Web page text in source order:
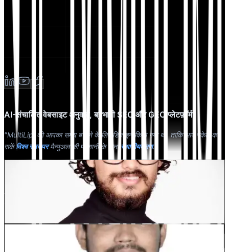
AI-संचालित वेबसाइट अनुवाद, बहुभाषी SEO और GEO प्लेटफ़ॉर्म
"MultiLipi को आपका समय बचाने के लिए डिज़ाइन किया गया था, ताकि आप स्केल कर
सकेंविश्व स्तर परमैन्युअल की परेशानी के बिना स्थानीयकरण."